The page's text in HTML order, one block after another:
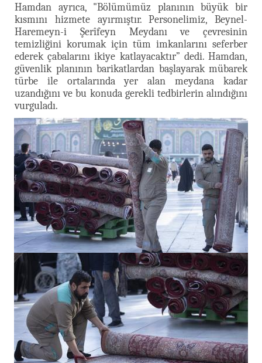
Hamdan ayrıca, "Bölümümüz planının büyük bir
kısmını hizmete ayırmıştır. Personelimiz, Beynel-
Haremeyn-i Şerîfeyn Meydanı ve çevresinin
temizliğini korumak için tüm imkanlarını seferber
ederek çabalarını ikiye katlayacaktır” dedi. Hamdan,
güvenlik planının barikatlardan başlayarak mübarek
türbe ile ortalarında yer alan meydana kadar
uzandığını ve bu konuda gerekli tedbirlerin alındığını
vurguladı.